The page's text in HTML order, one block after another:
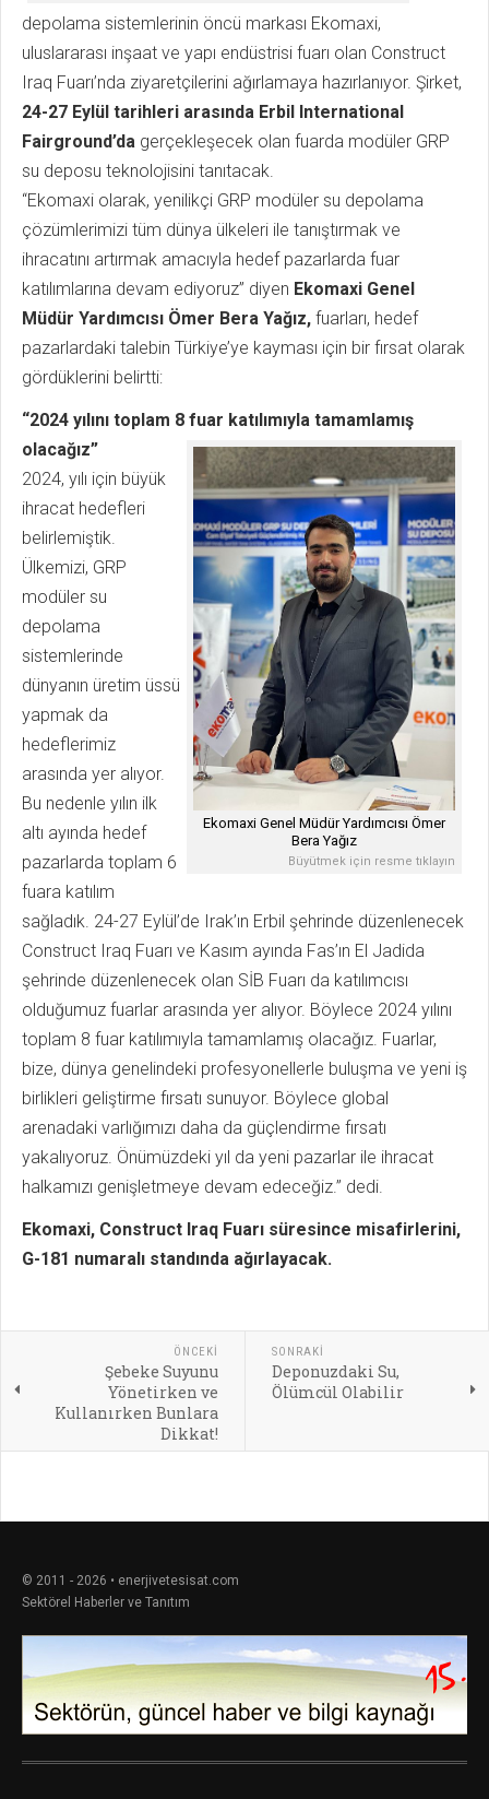
depolama sistemlerinin öncü markası Ekomaxi,
uluslararası inşaat ve yapı endüstrisi fuarı olan Construct
Iraq Fuarı’nda ziyaretçilerini ağırlamaya hazırlanıyor. Şirket,
24-27 Eylül tarihleri arasında Erbil International
Fairground’da gerçekleşecek olan fuarda modüler GRP
su deposu teknolojisini tanıtacak.
“Ekomaxi olarak, yenilikçi GRP modüler su depolama
çözümlerimizi tüm dünya ülkeleri ile tanıştırmak ve
ihracatını artırmak amacıyla hedef pazarlarda fuar
katılımlarına devam ediyoruz” diyen Ekomaxi Genel
Müdür Yardımcısı Ömer Bera Yağız, fuarları, hedef
pazarlardaki talebin Türkiye’ye kayması için bir fırsat olarak
gördüklerini belirtti:
“2024 yılını toplam 8 fuar katılımıyla tamamlamış
olacağız”
Ekomaxi Genel Müdür Yardımcısı Ömer
Bera Yağız
Büyütmek için resme tıklayın
2024, yılı için büyük
ihracat hedefleri
belirlemiştik.
Ülkemizi, GRP
modüler su
depolama
sistemlerinde
dünyanın üretim üssü
yapmak da
hedeflerimiz
arasında yer alıyor.
Bu nedenle yılın ilk
altı ayında hedef
pazarlarda toplam 6
fuara katılım
sağladık. 24-27 Eylül’de Irak’ın Erbil şehrinde düzenlenecek
Construct Iraq Fuarı ve Kasım ayında Fas’ın El Jadida
şehrinde düzenlenecek olan SİB Fuarı da katılımcısı
olduğumuz fuarlar arasında yer alıyor. Böylece 2024 yılını
toplam 8 fuar katılımıyla tamamlamış olacağız. Fuarlar,
bize, dünya genelindeki profesyonellerle buluşma ve yeni iş
birlikleri geliştirme fırsatı sunuyor. Böylece global
arenadaki varlığımızı daha da güçlendirme fırsatı
yakalıyoruz. Önümüzdeki yıl da yeni pazarlar ile ihracat
halkamızı genişletmeye devam edeceğiz.” dedi.
Ekomaxi, Construct Iraq Fuarı süresince misafirlerini,
G-181 numaralı standında ağırlayacak.
ÖNCEKI
Şebeke Suyunu
Yönetirken ve
Kullanırken Bunlara
Dikkat!
SONRAKI
Deponuzdaki Su,
Ölümcül Olabilir
© 2011 - 2026 • enerjivetesisat.com
Sektörel Haberler ve Tanıtım